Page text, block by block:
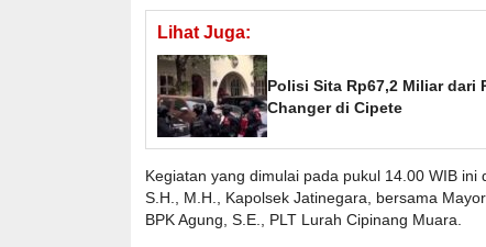
Lihat Juga:
Polisi Sita Rp67,2 Miliar dari
Changer di Cipete
Kegiatan yang dimulai pada pukul 14.00 WIB
S.H., M.H., Kapolsek Jatinegara, bersama
BPK Agung, S.E., PLT Lurah Cipinang Muara.